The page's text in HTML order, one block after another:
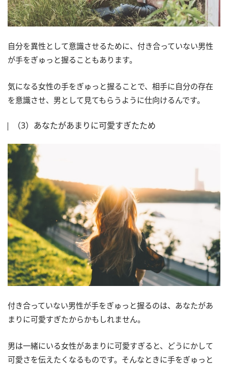
自分を異性として意識させるために、付き合っていない男性
が手をぎゅっと握ることもあります。
気になる女性の手をぎゅっと握ることで、相手に自分の存在
を意識させ、男として見てもらうように仕向けるんです。
（3）あなたがあまりに可愛すぎたため
付き合っていない男性が手をぎゅっと握るのは、あなたがあ
まりに可愛すぎたからかもしれません。
男は一緒にいる女性があまりに可愛すぎると、どうにかして
可愛さを伝えたくなるものです。そんなときに手をぎゅっと